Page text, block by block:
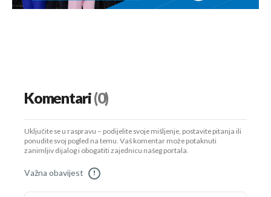
Komentari(0)
Uključite se u raspravu – podijelite svoje mišljenje, postavite pitanja ili
ponudite svoj pogled na temu. Vaš komentar može potaknuti
zanimljiv dijalog i obogatiti zajednicu našeg portala.
Važna obavijest !